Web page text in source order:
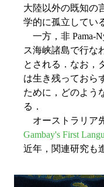
大陸以外の既知の
学的に孤立してい
一方，非 Pama-
ス海峡諸島で行な
とされる．なお，
は生き残っておら
ために，どのよう
る．
オーストラリア
Gambay's First
近年，関連研究も